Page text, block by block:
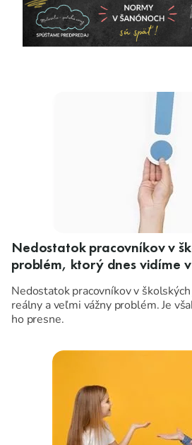
Nedostatok pracovníkov v
problém, ktorý dnes vidíme
Nedostatok pracovníkov v
reálny a veľmi vážny problém. Je
ho presne.